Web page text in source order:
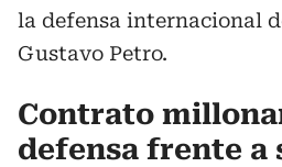
la defensa internacional
Gustavo Petro.
Contrato
defensa frente a